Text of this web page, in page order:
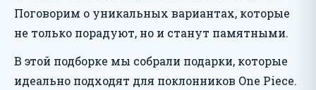
Поговорим о уникальных вариантах, которые
не только порадуют, но и станут памятными.
В этой подборке мы собрали подарки, которые
идеально подходят для поклонников One Piece.